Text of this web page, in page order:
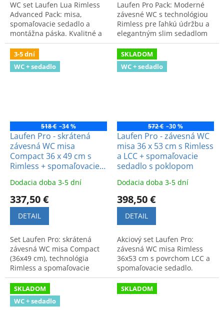
WC set Laufen Lua Rimless
Advanced Pack: misa,
spomaľovacie sedadlo a
montážna páska. Kvalitné a
hygienické riešenie pre
modernú kúpeľňu.
Laufen Pro Pack: Moderné
závesné WC s technológiou
Rimless pre ľahkú údržbu a
elegantným slim sedadlom
so spomaľovacím
mechanizmom. Špičková
kvalita a komfort.
3-5 dní
WC + sedadlo
518 € –34 %
Laufen Pro - skrátená
závesná WC misa
Compact 36 x 49 cm s
Rimless + spomaľovacie
Dodacia doba 3-5 dní
337,50 €
DETAIL
Set Laufen Pro: skrátená
závesná WC misa Compact
(36x49 cm), technológia
Rimless a spomaľovacie
sedadlo. Kompaktné a
hygienické riešenie do
každej kúpeľne.
SKLADOM
WC + sedadlo
572 € –30 %
Laufen Pro - závesná WC
misa 36 x 53 cm s Rimless
a LCC + spomaľovacie
sedadlo s poklopom
Dodacia doba 3-5 dní
398,50 €
DETAIL
Akciový set Laufen Pro:
závesná WC misa Rimless
36x53 cm s povrchom LCC a
spomaľovacie sedadlo.
Jednoduchá údržba, vysoká
hygiena a odolnosť voči
nečistotám.
SKLADOM
WC + sedadlo
SKLADOM